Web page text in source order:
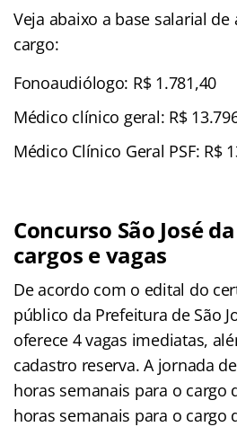
Veja abaixo a base salarial
cargo:
Fonoaudiólogo: R$ 1.781,40
Médico clínico geral: R$
Médico Clínico Geral PSF: R$
Concurso São José
cargos e vagas
De acordo com o edital do
público da Prefeitura de São
oferece 4 vagas imediatas,
cadastro reserva. A jornada
horas semanais para o cargo
horas semanais para o cargo